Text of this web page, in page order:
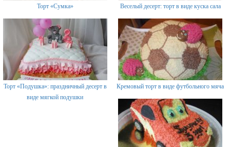
Торт «Сумка» Веселый десерт: торт в виде куска сала
Торт «Подушка»: праздничный десерт в
виде мягкой подушки
Кремовый торт в виде футбольного мяча